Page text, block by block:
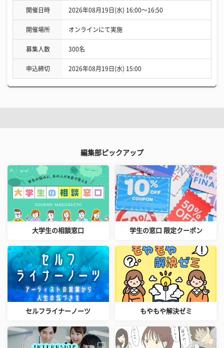
開催日時 2026年08月19日(水) 16:00〜16:50
開催場所 オンラインにて実施
募集人数 300名
申込締切 2026年08月19日(水) 15:00
編集部ピックアップ
大学生の相談窓口 学生の窓口 限定クーポン
セルフライナーノーツ もやもや解決ゼミ